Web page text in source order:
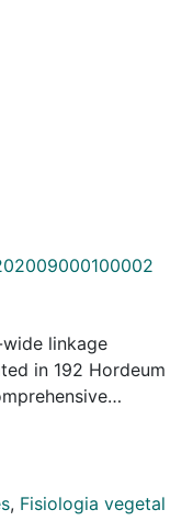
linkage
in 192 Hordeum
breeding in the
and principal
the sample
, Fisiologia vegetal